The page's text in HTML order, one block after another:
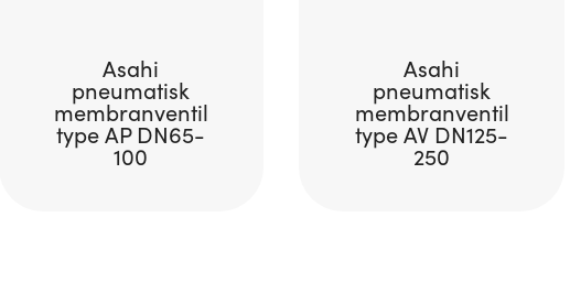
Asahi
pneumatisk
membranventil
type AP DN65-
100
Asahi
pneumatisk
membranventil
type AV DN125-
250